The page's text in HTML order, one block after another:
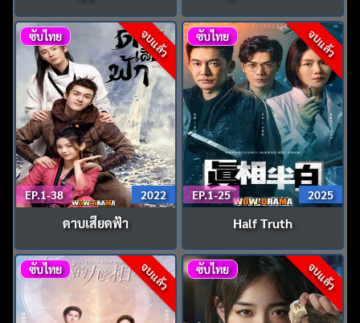
จบแล้ว
ซับไทย
EP.1-38 2022
ดาบเสียดฟ้า
จบแล้ว
ซับไทย
EP.1-25 2025
Half Truth
จบแล้ว
ซับไทย จบแล้ว
ซับไทย